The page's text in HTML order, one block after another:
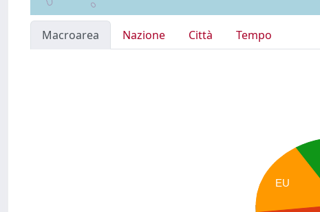
Macroarea Nazione Città
Tempo
EU